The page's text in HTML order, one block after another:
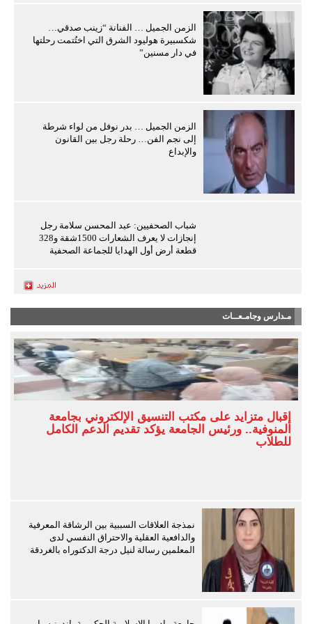
الزمن الجميل … الفنانة “زينب صدقي…
شكسبيرة هوليود الشرق التي اختُتمت رحلتها
في دار مسنين”
الزمن الجميل … بدر نوفل من لواء شرطة
إلى نجم الفن… رحلة رجل بين القانون
والإبداع
شباب الصحفيين: عبد المحسن سلامة رجل
إنجازات لا يعرف الشعارات 1500شقة و328
قطعة أرض أول الهدايا للجماعة الصحفية
مـدارس وجامـعــات
إقبال متزايد على مكتب التنسيق الإلكتروني بجامعة
المنوفية.. ورئيس الجامعة يؤكد تقديم الدعم الكامل
للطلاب
نمذجة العلاقات السببية بين الرشاقة المعرفية
والدافعية العقلية والاحتراق النفسي لدى
المعلمين رسالة لنيل درجة الدكتوراه بالغردقة